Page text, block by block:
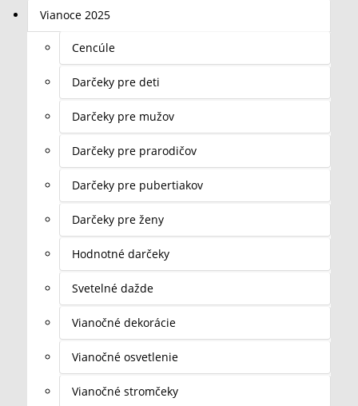
Vianoce 2025
Cencúle
Darčeky pre deti
Darčeky pre mužov
Darčeky pre prarodičov
Darčeky pre pubertiakov
Darčeky pre ženy
Hodnotné darčeky
Svetelné dažde
Vianočné dekorácie
Vianočné osvetlenie
Vianočné stromčeky